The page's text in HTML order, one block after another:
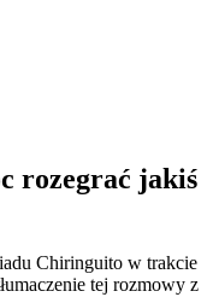
rozegrać jakiś
Chiringuito w trakcie
tej rozmowy z